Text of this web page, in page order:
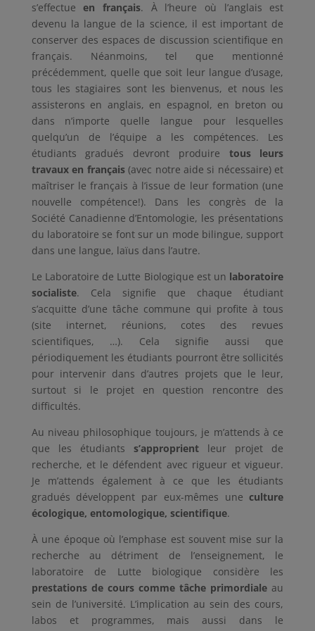
s’effectueen français. À l’heure où l’anglais est
devenu la langue de la science, il est important de
conserver des espaces de discussion scientifique en
français. Néanmoins, tel que mentionné
précédemment, quelle que soit leur langue d’usage,
tous les stagiaires sont les bienvenus, et nous les
assisterons en anglais, en espagnol, en breton ou
dans n’importe quelle langue pour lesquelles
quelqu’un de l’équipe a les compétences. Les
étudiants gradués devront produire tous leurs
travaux en français(avec notre aide si nécessaire) et
maîtriser le français à l’issue de leur formation (une
nouvelle compétence!). Dans les congrès de la
Société Canadienne d’Entomologie, les présentations
du laboratoire se font sur un mode bilingue, support
dans une langue, laïus dans l’autre.
Le Laboratoire de Lutte Biologique est un laboratoire
socialiste. Cela signifie que chaque étudiant
s’acquitte d’une tâche commune qui profite à tous
(site internet, réunions, cotes des revues
scientifiques, …). Cela signifie aussi que
périodiquement les étudiants pourront être sollicités
pour intervenir dans d’autres projets que le leur,
surtout si le projet en question rencontre des
difficultés.
Au niveau philosophique toujours, je m’attends à ce
que les étudiants s’approprient leur projet de
recherche, et le défendent avec rigueur et vigueur.
Je m’attends également à ce que les étudiants
gradués développent par eux-mêmes uneculture
écologique, entomologique, scientifique.
À une époque où l’emphase est souvent mise sur la
recherche au détriment de l’enseignement, le
laboratoire de Lutte biologique considère les
prestations de cours comme tâche primordiale au
sein de l’université. L’implication au sein des cours,
labos et programmes, mais aussi dans le